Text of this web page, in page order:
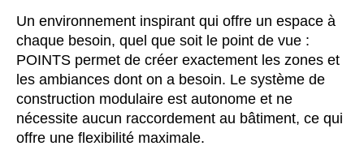
Japon(JP)
Jordanie(JO)
Kazakhstan (KZ)
Kenya(KE)
Koweït (KW)
Lettonie(LV)
Un environnement inspirant qui offre un espace à
chaque besoin, quel que soit le point de vue :
POINTS permet de créer exactement les zones et
les ambiances dont on a besoin. Le système de
construction modulaire est autonome et ne
nécessite aucun raccordement au bâtiment, ce qui
offre une flexibilité maximale.